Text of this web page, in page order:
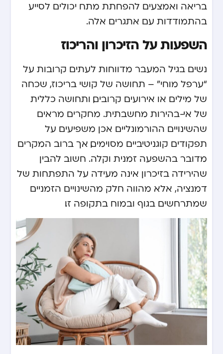
בריאה ואמצעים להפחתת מתח יכולים לסייע
בהתמודדות עם אתגרים אלה.
השפעות על הזיכרון והריכוז
נשים בגיל המעבר מדווחות לעתים קרובות על
“ערפל מוחי” – תחושה של קושי בריכוז, שכחה
של מילים או אירועים קרובים, ותחושה כללית
של אי-בהירות מחשבתית. מחקרים מראים
שהשינויים ההורמונליים אכן משפיעים על
תפקודים קוגניטיביים מסוימים, אך ברוב המקרים
מדובר בהשפעה זמנית וקלה. חשוב להבין
שהירידה בזיכרון אינה מעידה על התפתחות של
דמנציה, אלא מהווה חלק מהשינויים הזמניים
שמתרחשים בגוף ובמוח בתקופה זו.